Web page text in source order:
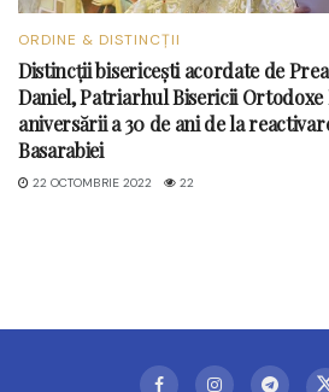
ORDINE & DISTINCȚII
Distincții bisericești acordate de
Daniel, Patriarhul Bisericii Ortodoxe
aniversării a 30 de ani de la
Basarabiei
22 OCTOMBRIE 2022 22